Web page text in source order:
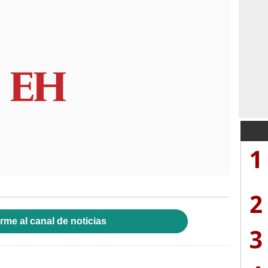
al canal de noticias
1
2
3